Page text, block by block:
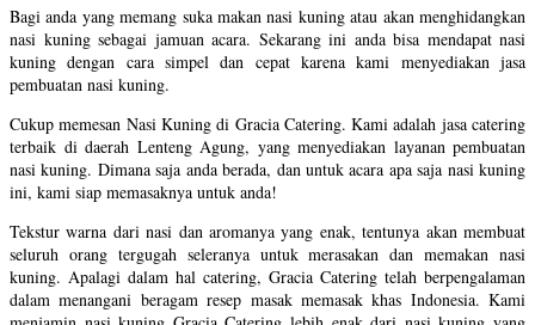
Bagi anda yang memang suka makan nasi kuning atau akan menghidangkan
nasi kuning sebagai jamuan acara. Sekarang ini anda bisa mendapat nasi
kuning dengan cara simpel dan cepat karena kami menyediakan jasa
pembuatan nasi kuning.
Cukup memesan Nasi Kuning di Gracia Catering. Kami adalah jasa catering
terbaik di daerah Lenteng Agung, yang menyediakan layanan pembuatan
nasi kuning. Dimana saja anda berada, dan untuk acara apa saja nasi kuning
ini, kami siap memasaknya untuk anda!
Tekstur warna dari nasi dan aromanya yang enak, tentunya akan membuat
seluruh orang tergugah seleranya untuk merasakan dan memakan nasi
kuning. Apalagi dalam hal catering, Gracia Catering telah berpengalaman
dalam menangani beragam resep masak memasak khas Indonesia. Kami